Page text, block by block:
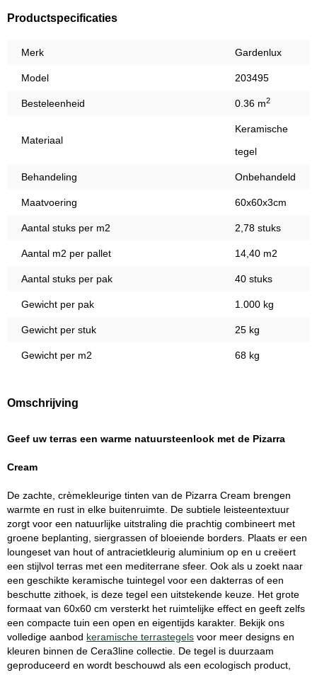
Productspecificaties
Merk Gardenlux
Model 203495
Besteleenheid 0.36 m2
Materiaal
Keramische
tegel
Behandeling Onbehandeld
Maatvoering 60x60x3cm
Aantal stuks per m2 2,78 stuks
Aantal m2 per pallet 14,40 m2
Aantal stuks per pak 40 stuks
Gewicht per pak 1.000 kg
Gewicht per stuk 25 kg
Gewicht per m2 68 kg
Omschrijving
Geef uw terras een warme natuursteenlook met de Pizarra
Cream
De zachte, crèmekleurige tinten van de Pizarra Cream brengen
warmte en rust in elke buitenruimte. De subtiele leisteentextuur
zorgt voor een natuurlijke uitstraling die prachtig combineert met
groene beplanting, siergrassen of bloeiende borders. Plaats er een
loungeset van hout of antracietkleurig aluminium op en u creëert
een stijlvol terras met een mediterrane sfeer. Ook als u zoekt naar
een geschikte keramische tuintegel voor een dakterras of een
beschutte zithoek, is deze tegel een uitstekende keuze. Het grote
formaat van 60x60 cm versterkt het ruimtelijke effect en geeft zelfs
een compacte tuin een open en eigentijds karakter. Bekijk ons
volledige aanbod keramische terrastegels voor meer designs en
kleuren binnen de Cera3line collectie. De tegel is duurzaam
geproduceerd en wordt beschouwd als een ecologisch product,